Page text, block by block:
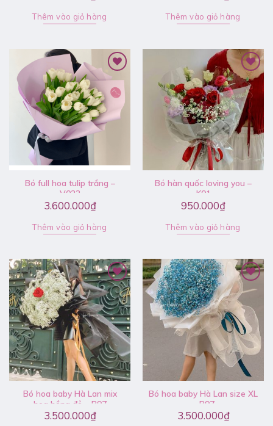
Thêm vào giỏ hàng Thêm vào giỏ hàng
Bó full hoa tulip trắng –
V022
3.600.000₫
Thêm vào giỏ hàng
Bó hàn quốc loving you –
K01
950.000₫
Thêm vào giỏ hàng
Bó hoa baby Hà Lan mix
hoa hồng đỏ – B97
3.500.000₫
Bó hoa baby Hà Lan size XL
– B97
3.500.000₫